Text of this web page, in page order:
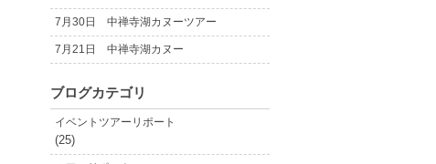
7月30日 中禅寺湖カヌーツアー
7月21日 中禅寺湖カヌー
ブログカテゴリ
イベントツアーリポート
(25)